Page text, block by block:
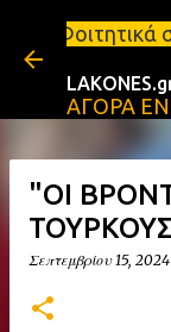
προς
ΑΓΟΡΑ
"ΟΙ
Σεπτεμβρίου 15, 2024